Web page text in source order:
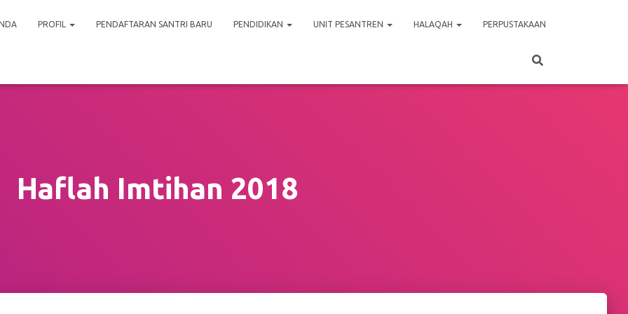
PROFIL PENDAFTARAN SANTRI BARU PENDIDIKAN UNIT PESANTREN HALAQAH PERPUSTAKAAN
Haflah Imtihan 2018